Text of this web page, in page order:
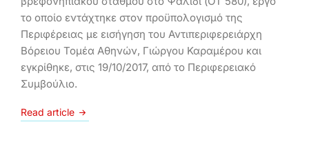
το οποίο εντάχτηκε στον προϋπολογισμό της
Περιφέρειας με εισήγηση του Αντιπεριφερειάρχη
Βόρειου Τομέα Αθηνών, Γιώργου Καραμέρου και
εγκρίθηκε, στις 19/10/2017, από το Περιφερειακό
Συμβούλιο.
Read article